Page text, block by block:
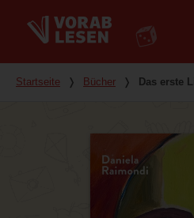
Du bist hier
Startseite ❭ Bücher ❭ Das erste